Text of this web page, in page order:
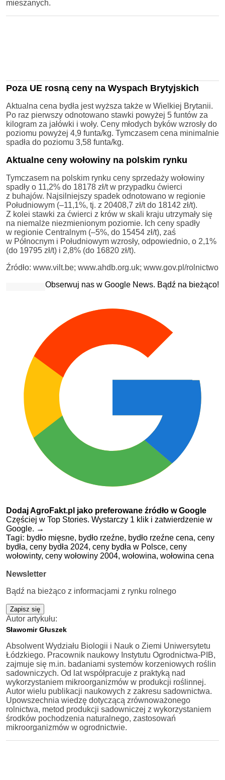
mieszanych.
Poza UE rosną ceny na Wyspach Brytyjskich
Aktualna cena bydła jest wyższa także w Wielkiej Brytanii.
Po raz pierwszy odnotowano stawki powyżej 5 funtów za
kilogram za jałówki i woły. Ceny młodych byków wzrosły do
poziomu powyżej 4,9 funta/kg. Tymczasem cena minimalnie
spadła do poziomu 3,58 funta/kg.
Aktualne ceny wołowiny na polskim rynku
Tymczasem na polskim rynku ceny sprzedaży wołowiny
spadły o 11,2% do 18178 zł/t w przypadku ćwierci
z buhajów. Najsilniejszy spadek odnotowano w regionie
Południowym (–11,1%, tj. z 20408,7 zł/t do 18142 zł/t).
Z kolei stawki za ćwierci z krów w skali kraju utrzymały się
na niemalże niezmienionym poziomie. Ich ceny spadły
w regionie Centralnym (–5%, do 15454 zł/t), zaś
w Północnym i Południowym wzrosły, odpowiednio, o 2,1%
(do 19795 zł/t) i 2,8% (do 16820 zł/t).
Źródło: www.vilt.be; www.ahdb.org.uk; www.gov.pl/rolnictwo
Obserwuj nas w Google News. Bądź na bieżąco!
Dodaj AgroFakt.pl jako preferowane źródło w Google
Częściej w Top Stories. Wystarczy 1 klik i zatwierdzenie w
Google. →
Tagi: bydło mięsne, bydło rzeźne, bydło rzeźne cena, ceny
bydła, ceny bydła 2024, ceny bydła w Polsce, ceny
wołowinty, ceny wołowiny 2004, wołowina, wołowina cena
Newsletter
Bądź na bieżąco z informacjami z rynku rolnego
Zapisz się
Autor artykułu:
Sławomir Głuszek
Absolwent Wydziału Biologii i Nauk o Ziemi Uniwersytetu
Łódzkiego. Pracownik naukowy Instytutu Ogrodnictwa-PIB,
zajmuje się m.in. badaniami systemów korzeniowych roślin
sadowniczych. Od lat współpracuje z praktyką nad
wykorzystaniem mikroorganizmów w produkcji roślinnej.
Autor wielu publikacji naukowych z zakresu sadownictwa.
Upowszechnia wiedzę dotyczącą zrównoważonego
rolnictwa, metod produkcji sadowniczej z wykorzystaniem
środków pochodzenia naturalnego, zastosowań
mikroorganizmów w ogrodnictwie.